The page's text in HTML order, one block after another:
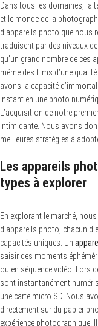
Dans tous les domaines, la
et le monde de la
d’appareils photo que nous
traduisent par des niveaux
qu’un grand nombre de ces
même des films d’une
avons la capacité
instant en une photo
L’acquisition de notre
intimidante. Nous avons
meilleures stratégies à
Les appareils
types à explorer
En explorant le marché,
d’appareils photo, chacun
capacités uniques. Un
saisir des moments
ou en séquence vidéo. Lors
sont instantanément
une carte micro SD. Nous
directement sur du papier
expérience photographique.